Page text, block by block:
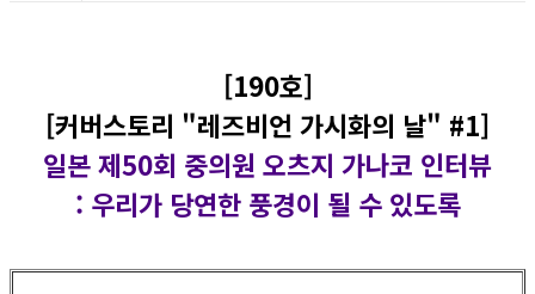
[190호]
[커버스토리 "레즈비언 가시화의 날" #1]
일본 제50회 중의원 오츠지 가나코 인터뷰
: 우리가 당연한 풍경이 될 수 있도록